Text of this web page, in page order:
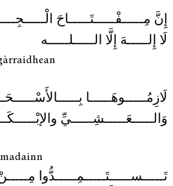
إِنَّ مِـــــفْـــــتَـــــاحَ
لَا إِلـــــهَ إِلَّا الـــــلـــــه
لَازِمُـــــوهَـــــا
وَالـــــعَـــــشِـــــيِّ
تَـــــســـــتَـــــمِـــــدُّوا